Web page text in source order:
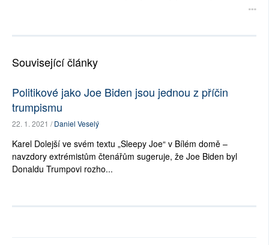
Související články
Politikové jako Joe Biden jsou jednou z příčin
trumpismu
22. 1. 2021 /Daniel Veselý
Karel Dolejší ve svém textu „Sleepy Joe“ v Bílém domě –
navzdory extrémistům čtenářům sugeruje, že Joe Biden byl
Donaldu Trumpovi rozho...